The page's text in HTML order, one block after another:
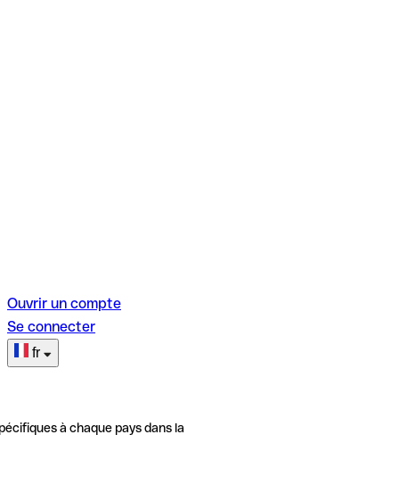
Ouvrir un compte
Se connecter
fr
à chaque pays dans la